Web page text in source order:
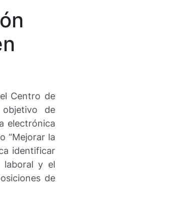
Centro de
de
electrónica
“Mejorar la
identificar
laboral y el
de